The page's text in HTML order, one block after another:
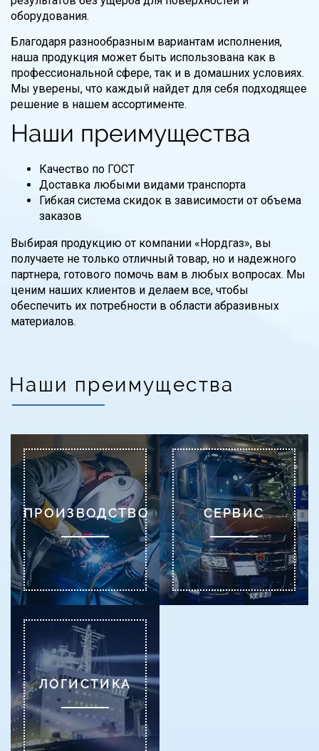
оборудования.
Благодаря разнообразным вариантам исполнения,
наша продукция может быть использована как в
профессиональной сфере, так и в домашних условиях.
Мы уверены, что каждый найдет для себя подходящее
решение в нашем ассортименте.
Наши преимущества
Качество по ГОСТ
Доставка любыми видами транспорта
Гибкая система скидок в зависимости от объема
заказов
Выбирая продукцию от компании «Нордгаз», вы
получаете не только отличный товар, но и надежного
партнера, готового помочь вам в любых вопросах. Мы
ценим наших клиентов и делаем все, чтобы
обеспечить их потребности в области абразивных
материалов.
Наши преимущества
ПРОИЗВОДСТВО СЕРВИС
ЛОГИСТИКА